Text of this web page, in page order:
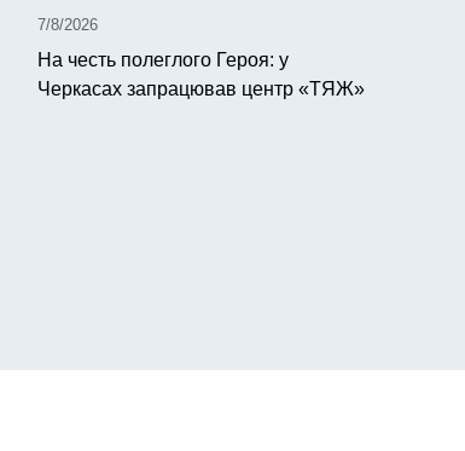
7/8/2026
На честь полеглого Героя: у
Черкасах запрацював центр «ТЯЖ»